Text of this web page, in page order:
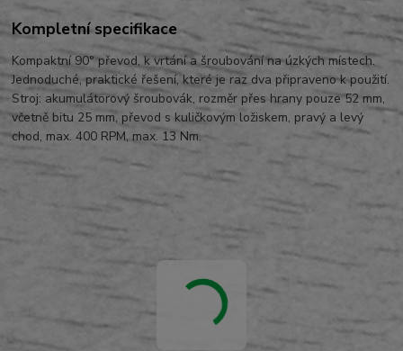
Kompletní specifikace
Kompaktní 90° převod, k vrtání a šroubování na úzkých místech.
Jednoduché, praktické řešení, které je raz dva připraveno k použití.
Stroj: akumulátorový šroubovák, rozměr přes hrany pouze 52 mm,
včetně bitu 25 mm, převod s kuličkovým ložiskem, pravý a levý
chod, max. 400 RPM, max. 13 Nm.